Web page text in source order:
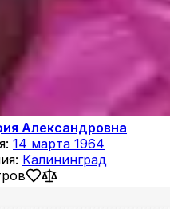
Александровна
14 марта 1964
Калининград